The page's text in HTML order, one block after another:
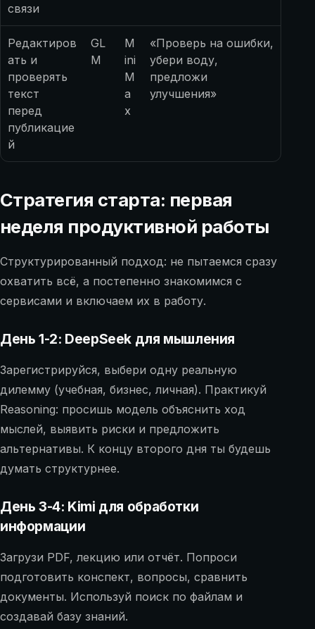
связи
Редактиров
ать и
проверять
текст
перед
публикацие
й
GL
M
M
ini
M
a
x
«Проверь на ошибки,
убери воду,
предложи
улучшения»
Стратегия старта: первая
неделя продуктивной работы
Структурированный подход: не пытаемся сразу
охватить всё, а постепенно знакомимся с
сервисами и включаем их в работу.
День 1-2: DeepSeek для мышления
Зарегистрируйся, выбери одну реальную
дилемму (учебная, бизнес, личная). Практикуй
Reasoning: просишь модель объяснить ход
мыслей, выявить риски и предложить
альтернативы. К концу второго дня ты будешь
думать структурнее.
День 3-4: Kimi для обработки
информации
Загрузи PDF, лекцию или отчёт. Попроси
подготовить конспект, вопросы, сравнить
документы. Используй поиск по файлам и
создавай базу знаний.